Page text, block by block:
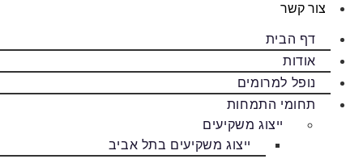
צור קשר
דף הבית
אודות
נופל למרומים
תחומי התמחות
ייצוג משקיעים
ייצוג משקיעים בתל אביב